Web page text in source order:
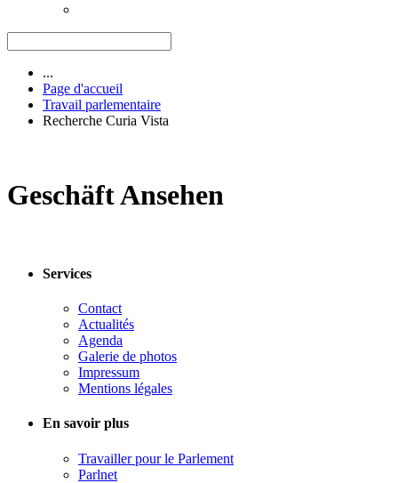
...
Page d'accueil
Travail parlementaire
Recherche Curia Vista
Geschäft Ansehen
Services
Contact
Actualités
Agenda
Galerie de photos
Impressum
Mentions légales
En savoir plus
Travailler pour le Parlement
Parlnet